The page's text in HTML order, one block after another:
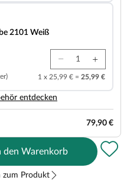
2101 Weiß
1 x 25,99 € = 25,99 €
entdecken
79,90 €
den Warenkorb
zum Produkt